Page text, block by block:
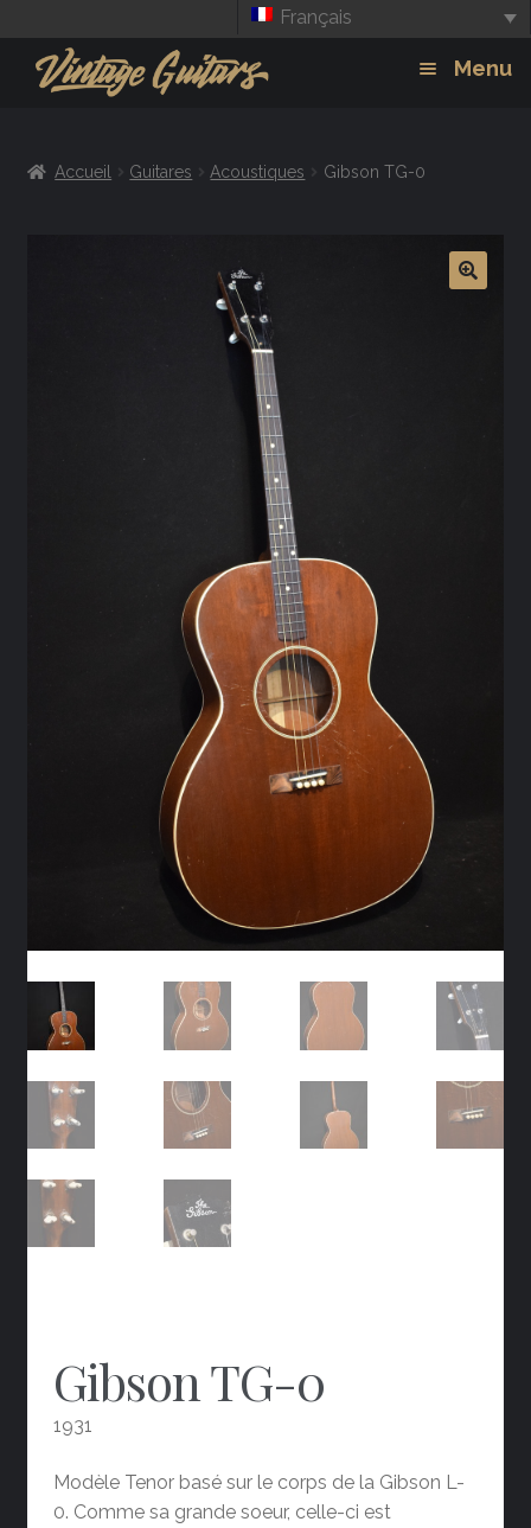
Français
Menu
Amplis
Accueil Guitares Acoustiques Gibson TG-0
Gibson TG-0
1931
Modèle Tenor basé sur le corps de la Gibson L-
0. Comme sa grande soeur, celle-ci est